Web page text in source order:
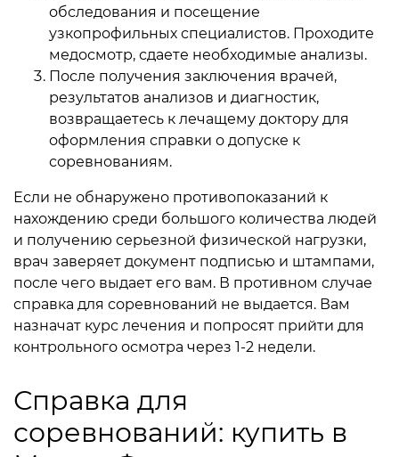
обследования и посещение
узкопрофильных специалистов. Проходите
медосмотр, сдаете необходимые анализы.
После получения заключения врачей,
результатов анализов и диагностик,
возвращаетесь к лечащему доктору для
оформления справки о допуске к
соревнованиям.
Если не обнаружено противопоказаний к
нахождению среди большого количества людей
и получению серьезной физической нагрузки,
врач заверяет документ подписью и штампами,
после чего выдает его вам. В противном случае
справка для соревнований не выдается. Вам
назначат курс лечения и попросят прийти для
контрольного осмотра через 1-2 недели.
Справка для
соревнований: купить в